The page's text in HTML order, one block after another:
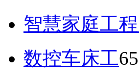
智慧家庭工
数控车床工